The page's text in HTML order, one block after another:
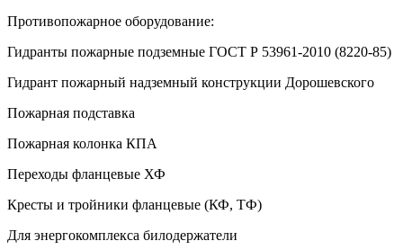
Противопожарное оборудование:
Гидранты пожарные подземные ГОСТ Р 53961-2010 (8220-85)
Гидрант пожарный надземный конструкции Дорошевского
Пожарная подставка
Пожарная колонка КПА
Переходы фланцевые ХФ
Кресты и тройники фланцевые (КФ, ТФ)
Для энергокомплекса билодержатели